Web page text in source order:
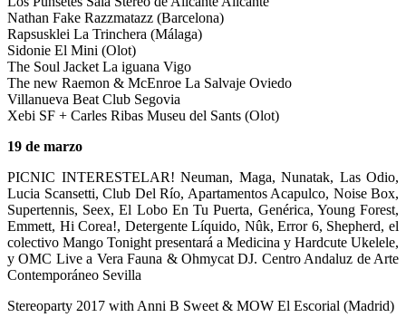
Nathan Fake Razzmatazz (Barcelona)
Rapsusklei La Trinchera (Málaga)
Sidonie El Mini (Olot)
The Soul Jacket La iguana Vigo
The new Raemon & McEnroe La Salvaje Oviedo
Villanueva Beat Club Segovia
Xebi SF + Carles Ribas Museu del Sants (Olot)
19 de marzo
PICNIC INTERESTELAR! Neuman, Maga, Nunatak, Las Odio,
Lucia Scansetti, Club Del Río, Apartamentos Acapulco, Noise Box,
Supertennis, Seex, El Lobo En Tu Puerta, Genérica, Young Forest,
Emmett, Hi Corea!, Detergente Líquido, Nûk, Error 6, Shepherd, el
colectivo Mango Tonight presentará a Medicina y Hardcute Ukelele,
y OMC Live a Vera Fauna & Ohmycat DJ. Centro Andaluz de Arte
Contemporáneo Sevilla
Stereoparty 2017 with Anni B Sweet & MOW El Escorial (Madrid)